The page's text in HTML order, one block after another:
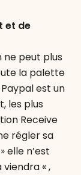
et de
ne peut plus
la palette
est un
les plus
Receive
régler sa
elle n’est
« ,